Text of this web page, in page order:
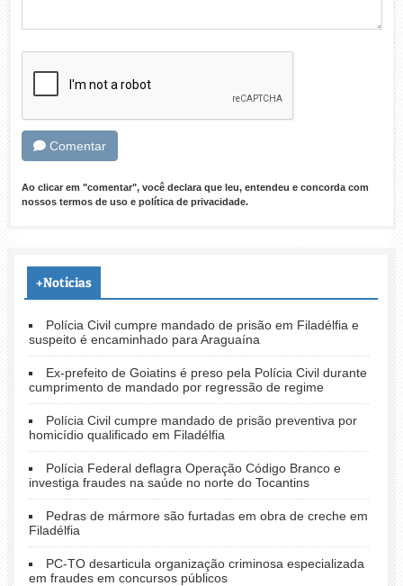
Comentar
Ao clicar em "comentar", você declara que leu, entendeu e concorda com
nossos termos de usoe política de privacidade.
+Notícias
Polícia Civil cumpre mandado de prisão em Filadélfia e
suspeito é encaminhado para Araguaína
Ex-prefeito de Goiatins é preso pela Polícia Civil durante
cumprimento de mandado por regressão de regime
Polícia Civil cumpre mandado de prisão preventiva por
homicídio qualificado em Filadélfia
Polícia Federal deflagra Operação Código Branco e
investiga fraudes na saúde no norte do Tocantins
Pedras de mármore são furtadas em obra de creche em
Filadélfia
PC-TO desarticula organização criminosa especializada
em fraudes em concursos públicos